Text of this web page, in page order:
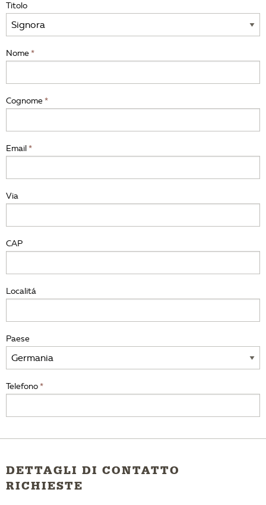
Titolo
Nome
Cognome
Email
Via
CAP
Localitá
Paese
Telefono
DETTAGLI DI CONTATTO
RICHIESTE